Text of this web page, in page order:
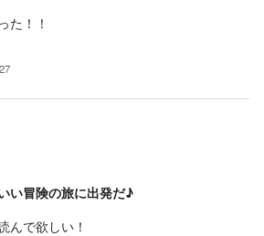
！！
い冒険の旅に出発だ♪
んで欲しい！